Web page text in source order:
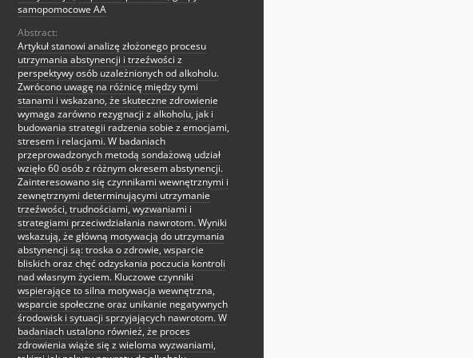
samopomocowe AA
Abstract:
Artykuł stanowi analizę złożonego procesu
utrzymania abstynencji i trzeźwości z
perspektywy osób uzależnionych od alkoholu.
Zwrócono uwagę na różnicę między tymi
stanami i wskazano, że skuteczne zdrowienie
wymaga zarówno rezygnacji z alkoholu, jak i
budowania strategii radzenia sobie z emocjami,
stresem i relacjami. W badaniach
przeprowadzonych metodą sondażową udział
wzięło 60 osób z różnym okresem abstynencji.
Zainteresowano się czynnikami wewnętrznymi i
zewnętrznymi determinującymi utrzymanie
trzeźwości, trudnościami, wyzwaniami i
strategiami przeciwdziałania nawrotom. Wyniki
wskazują, że główną motywacją do utrzymania
abstynencji są: troska o zdrowie, wsparcie
bliskich oraz chęć odzyskania poczucia kontroli
nad własnym życiem. Kluczowe czynniki
wspierające to silna motywacja wewnętrzna,
wsparcie społeczne oraz unikanie negatywnych
środowisk i sytuacji sprzyjających nawrotom. W
badaniach ustalono również, że proces
zdrowienia wiąże się z wieloma wyzwaniami,